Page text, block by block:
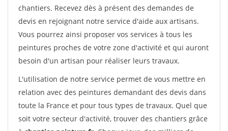
chantiers. Recevez dès à présent des demandes de
devis en rejoignant notre service d'aide aux artisans.
Vous pourrez ainsi proposer vos services à tous les
peintures proches de votre zone d'activité et qui auront
besoin d'un artisan pour réaliser leurs travaux.
L'utilisation de notre service permet de vous mettre en
relation avec des peintures demandant des devis dans
toute la France et pour tous types de travaux. Quel que
soit votre secteur d'activité, trouver des chantiers grâce